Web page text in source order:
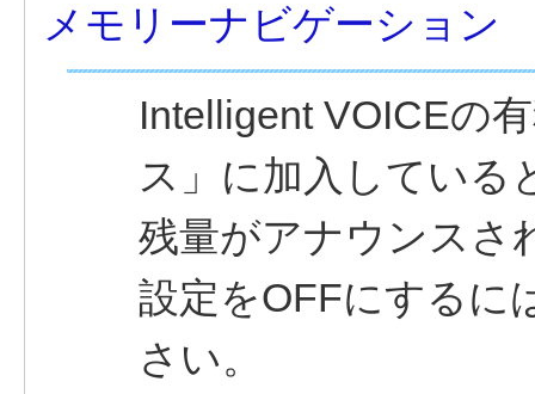
メモリーナビゲーション
Intelligent VOICEの
ス」に加入している
残量がアナウンスさ
設定をOFFにするに
さい。